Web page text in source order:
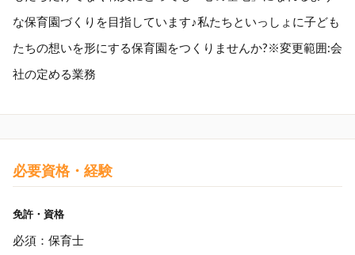
な保育園づくりを目指しています♪私たちといっしょに子ども
たちの想いを形にする保育園をつくりませんか?※変更範囲:会
社の定める業務
必要資格・経験
免許・資格
必須：保育士